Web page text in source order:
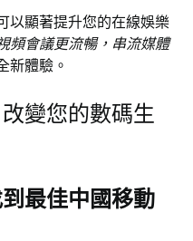
以顯著提升您的在線娛樂
頻會議更流暢，串流媒體
新體驗。
變您的數碼生
最佳中國移動